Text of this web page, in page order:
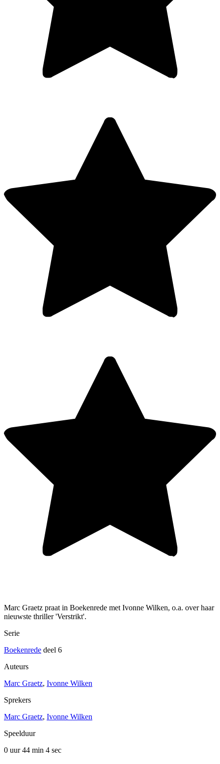
Marc Graetz praat in Boekenrede met Ivonne Wilken, o.a. over haar
nieuwste thriller 'Verstrikt'.
Serie
Boekenrede deel 6
Auteurs
Marc Graetz, Ivonne Wilken
Sprekers
Marc Graetz, Ivonne Wilken
Speelduur
0 uur 44 min 4 sec